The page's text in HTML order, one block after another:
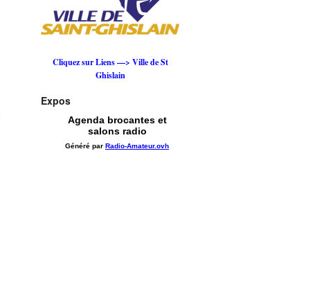
Cliquez sur Liens —> Ville de St
Ghislain
Expos